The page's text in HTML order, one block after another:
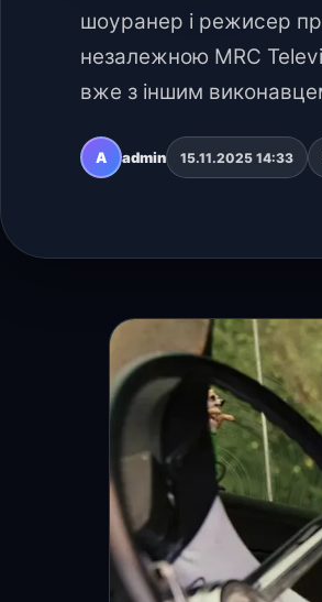
шоуранер і режисер
незалежною MRC
вже з іншим
A admin 15.11.2025 14:33